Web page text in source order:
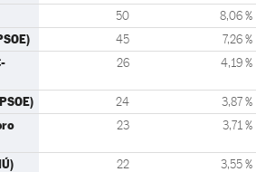
50 8,06 %
45 7,26 %
26 4,19 %
24 3,87 %
23 3,71 %
22 3,55 %